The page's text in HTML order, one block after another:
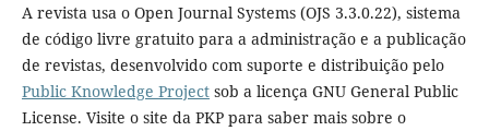
A revista usa o Open Journal Systems (OJS 3.3.0.22), sistema
de código livre gratuito para a administração e a publicação
de revistas, desenvolvido com suporte e distribuição pelo
Public Knowledge Projectsob a licença GNU General Public
License. Visite o site da PKP para saber mais sobre o